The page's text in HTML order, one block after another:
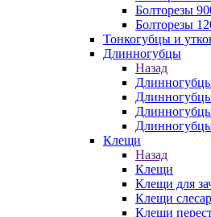
Болторезы
Болторезы
Тонкогубцы и
Длинногубцы
Назад
Клещи
Назад
Клещи
Клещи для
Клещи
Клещи